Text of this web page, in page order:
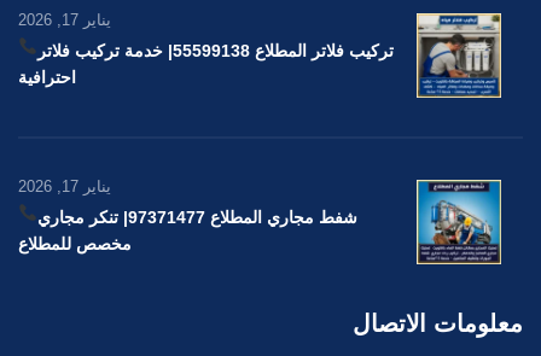
يناير 17, 2026
تركيب فلاتر المطلاع 55599138
| خدمة تركيب فلاتر
احترافية
يناير 17, 2026
شفط مجاري المطلاع 97371477
| تنكر مجاري
مخصص للمطلاع
معلومات الاتصال